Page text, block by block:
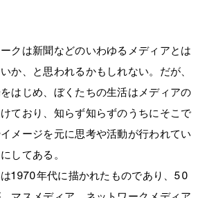
クは新聞などのいわゆるメディアとは
か、と思われるかもしれない。だが、
はじめ、ぼくたちの生活はメディアの
ており、知らず知らずのうちにそこで
メージを元に思考や活動が行われてい
してある。
は1970年代に描かれたものであり、50